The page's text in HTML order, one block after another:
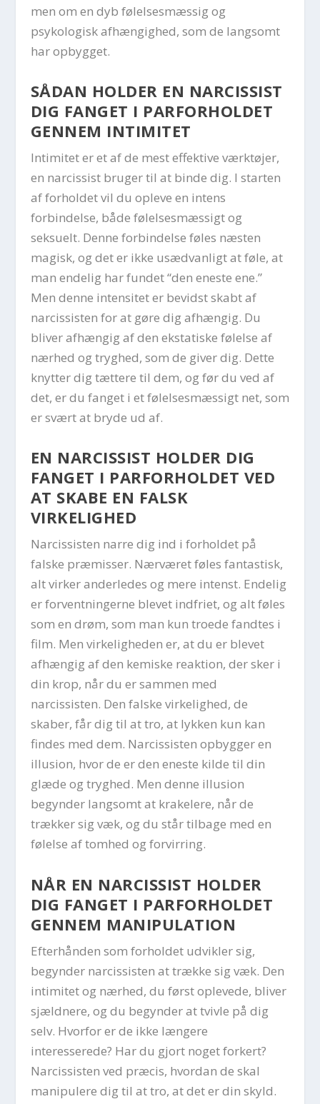
men om en dyb følelsesmæssig og
psykologisk afhængighed, som de langsomt
har opbygget.
SÅDAN HOLDER EN NARCISSIST
DIG FANGET I PARFORHOLDET
GENNEM INTIMITET
Intimitet er et af de mest effektive værktøjer,
en narcissist bruger til at binde dig. I starten
af forholdet vil du opleve en intens
forbindelse, både følelsesmæssigt og
seksuelt. Denne forbindelse føles næsten
magisk, og det er ikke usædvanligt at føle, at
man endelig har fundet “den eneste ene.”
Men denne intensitet er bevidst skabt af
narcissisten for at gøre dig afhængig. Du
bliver afhængig af den ekstatiske følelse af
nærhed og tryghed, som de giver dig. Dette
knytter dig tættere til dem, og før du ved af
det, er du fanget i et følelsesmæssigt net, som
er svært at bryde ud af.
EN NARCISSIST HOLDER DIG
FANGET I PARFORHOLDET VED
AT SKABE EN FALSK
VIRKELIGHED
Narcissisten narre dig ind i forholdet på
falske præmisser. Nærværet føles fantastisk,
alt virker anderledes og mere intenst. Endelig
er forventningerne blevet indfriet, og alt føles
som en drøm, som man kun troede fandtes i
film. Men virkeligheden er, at du er blevet
afhængig af den kemiske reaktion, der sker i
din krop, når du er sammen med
narcissisten. Den falske virkelighed, de
skaber, får dig til at tro, at lykken kun kan
findes med dem. Narcissisten opbygger en
illusion, hvor de er den eneste kilde til din
glæde og tryghed. Men denne illusion
begynder langsomt at krakelere, når de
trækker sig væk, og du står tilbage med en
følelse af tomhed og forvirring.
NÅR EN NARCISSIST HOLDER
DIG FANGET I PARFORHOLDET
GENNEM MANIPULATION
Efterhånden som forholdet udvikler sig,
begynder narcissisten at trække sig væk. Den
intimitet og nærhed, du først oplevede, bliver
sjældnere, og du begynder at tvivle på dig
selv. Hvorfor er de ikke længere
interesserede? Har du gjort noget forkert?
Narcissisten ved præcis, hvordan de skal
manipulere dig til at tro, at det er din skyld.